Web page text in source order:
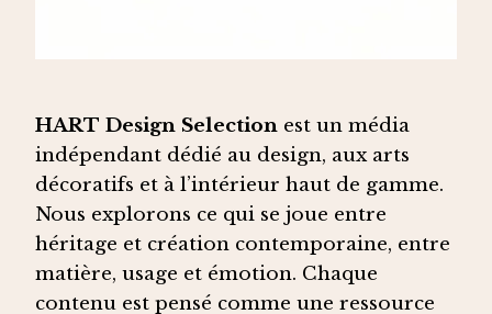
HART Design Selection est un média
indépendant dédié au design, aux arts
décoratifs et à l’intérieur haut de gamme.
Nous explorons ce qui se joue entre
héritage et création contemporaine, entre
matière, usage et émotion. Chaque
contenu est pensé comme une ressource